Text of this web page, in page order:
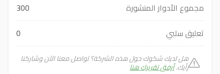
مجموع الأدوار المنشورة
300
تعليق سلبي
0
هل لديك شكوك حول هذه الشركة؟ تواصل معنا الآن وشاركنا
رأيك.أرفق تقريرك هنا